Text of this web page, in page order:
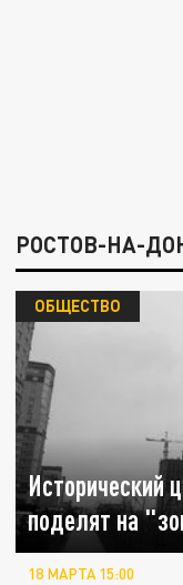
РОСТОВ-НА-
Исторический
поделят на
ОБЩЕСТВО
18 МАРТА 15:00